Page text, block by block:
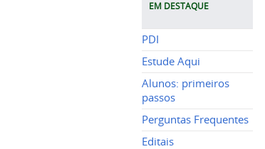
EM DESTAQUE
PDI
Estude Aqui
Alunos: primeiros
passos
Perguntas Frequentes
Editais